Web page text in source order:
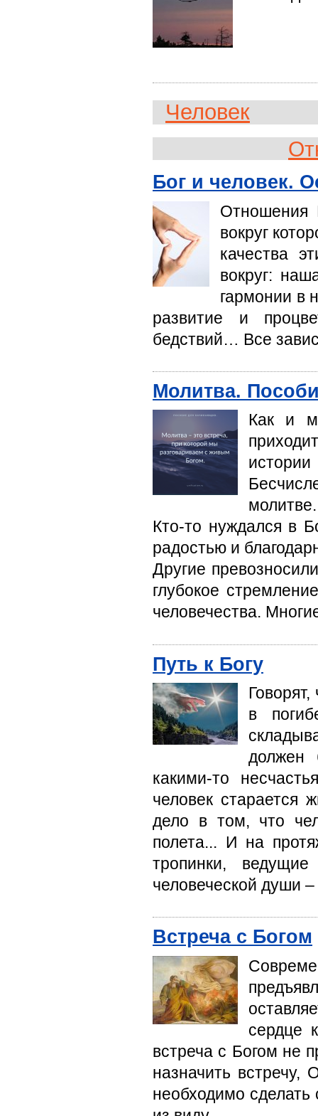
Человек
Бог и человек.
Отношения
вокруг
качества
вокруг:
гармонии в
развитие и
бедствий… Все
Молитва.
Как и
Кто-то нуждался в
радостью и
Другие
глубокое
человечества.
Путь к Богу
в
должен
какими-то
человек старается
дело в том, что
полета... И на
тропинки,
человеческой души
Встреча с Богом
сердце
встреча с Богом не
назначить
необходимо сделать